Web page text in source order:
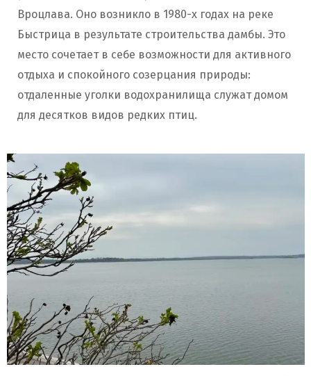
Вроцлава. Оно возникло в 1980-х годах на реке
Быстрица в результате строительства дамбы. Это
место сочетает в себе возможности для активного
отдыха и спокойного созерцания природы:
отдаленные уголки водохранилища служат домом
для десятков видов редких птиц.